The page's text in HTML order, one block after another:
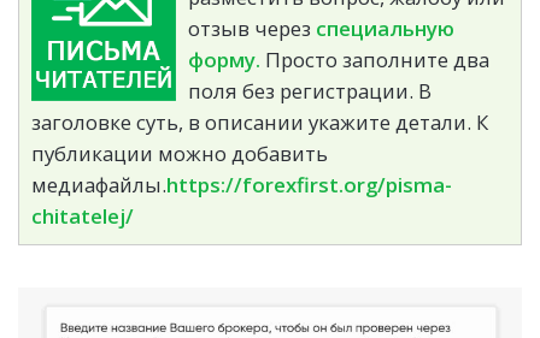
отзыв через специальную
форму. Просто заполните два
поля без регистрации. В
заголовке суть, в описании укажите детали. К
публикации можно добавить
медиафайлы.https://forexfirst.org/pisma-
chitatelej/